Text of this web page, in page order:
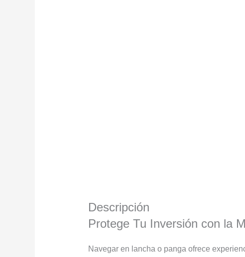
Descripción
Protege Tu Inversión con la
Navegar en lancha o panga ofrece